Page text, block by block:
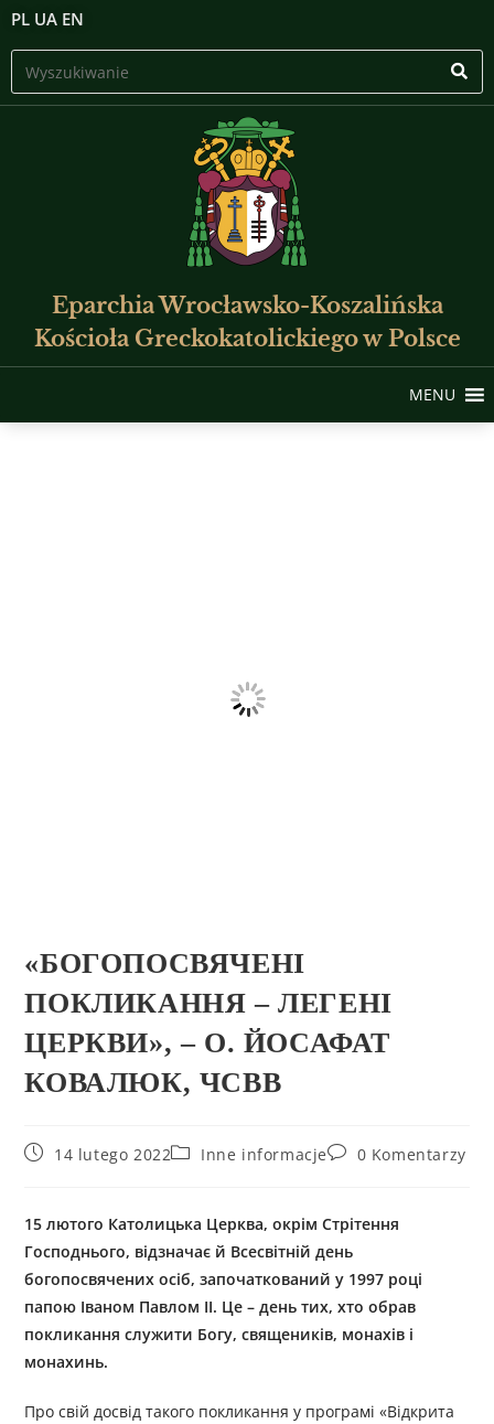
PL UA EN
Eparchia Wrocławsko-Koszalińska
Kościoła Greckokatolickiego w Polsce
MENU
«БОГОПОСВЯЧЕНІ
ПОКЛИКАННЯ – ЛЕГЕНІ
ЦЕРКВИ», – О. ЙОСАФАТ
КОВАЛЮК, ЧСВВ
14 lutego 2022 Inne informacje 0 Komentarzy
15 лютого Католицька Церква, окрім Стрітення
Господнього, відзначає й Всесвітній день
богопосвячених осіб, започаткований у 1997 році
папою Іваном Павлом ІІ. Це – день тих, хто обрав
покликання служити Богу, священиків, монахів і
монахинь.
Про свій досвід такого покликання у програмі «Відкрита